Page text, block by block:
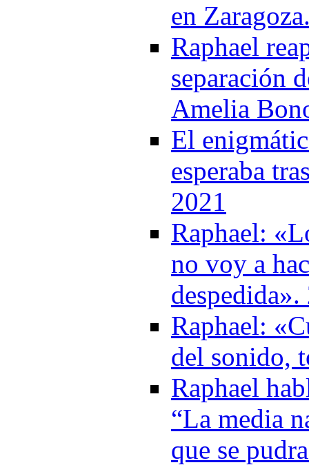
en
Raphael
separación
Amelia
El
esperaba
2021
Raphael:
no voy a
despedida».
Raphael:
del sonido,
Raphael
“La media
que se